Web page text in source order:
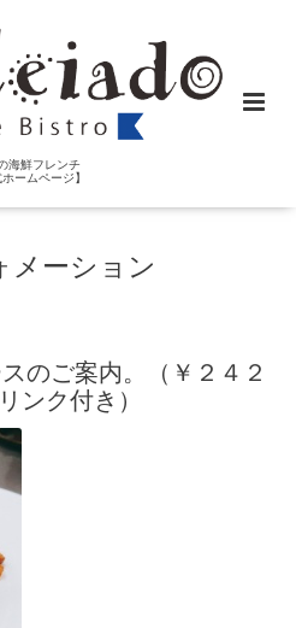
海鮮フレンチ
ホームページ】
メーション
のご案内。（￥２４２
ンク付き）